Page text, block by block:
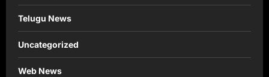
Telugu News
Uncategorized
Web News